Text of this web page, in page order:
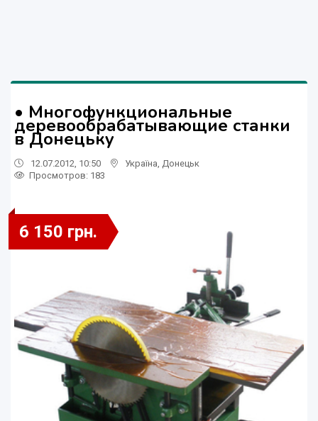
• Многофункциональные
деревообрабатывающие станки
в Донецьку
12.07.2012, 10:50 Україна Донецьк
Просмотров: 183
6 150 грн.